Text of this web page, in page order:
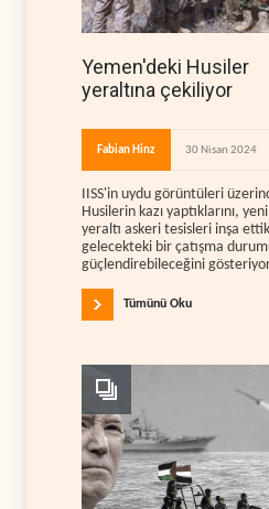
Yemen'deki Husiler
yeraltına çekiliyor
Fabian Hinz 30 Nisan 2024
IISS'in uydu görüntüleri
Husilerin kazı yaptıklarını,
yeraltı askeri tesisleri inşa
gelecekteki bir çatışma
güçlendirebileceğini
Tümünü Oku